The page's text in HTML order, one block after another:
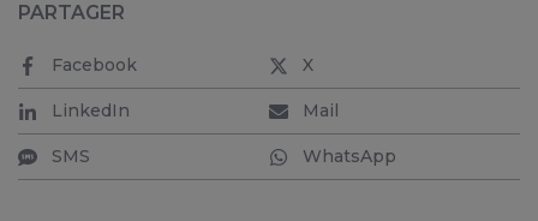
PARTAGER
Facebook X
LinkedIn Mail
SMS WhatsApp